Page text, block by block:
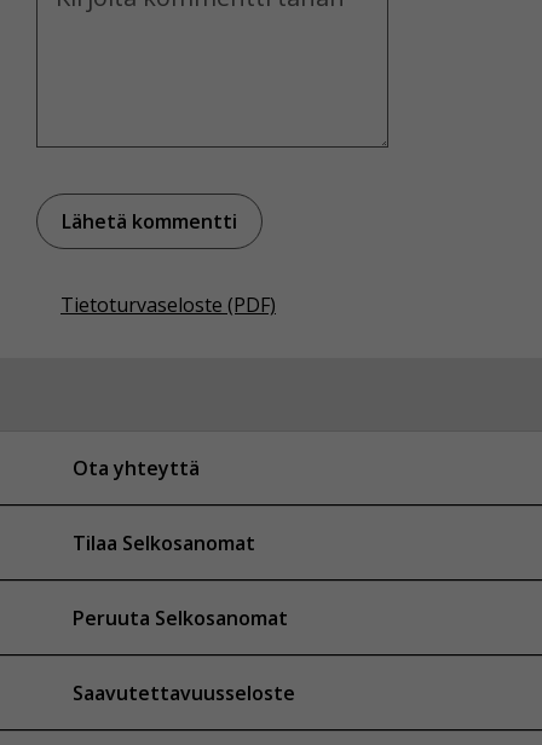
Tietoturvaseloste (PDF)
Ota yhteyttä
Tilaa Selkosanomat
Peruuta Selkosanomat
Saavutettavuusseloste